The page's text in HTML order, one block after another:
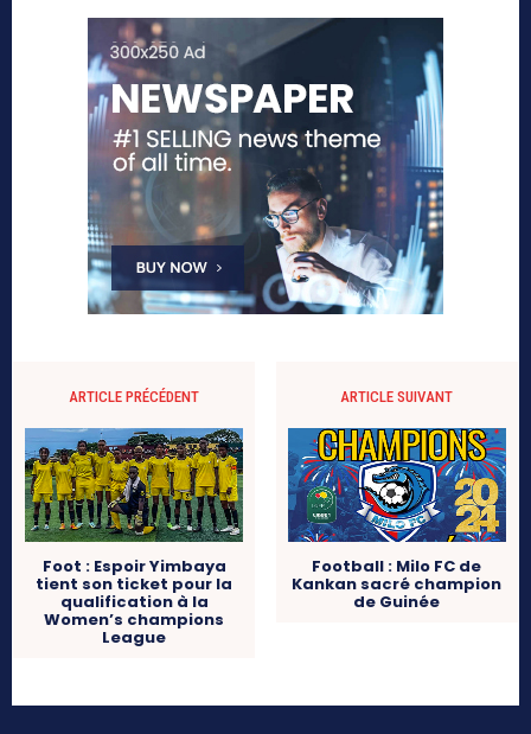
ARTICLE PRÉCÉDENT
Foot : Espoir Yimbaya
tient son ticket pour la
qualification à la
Women’s champions
League
ARTICLE SUIVANT
Football : Milo FC de
Kankan sacré champion
de Guinée